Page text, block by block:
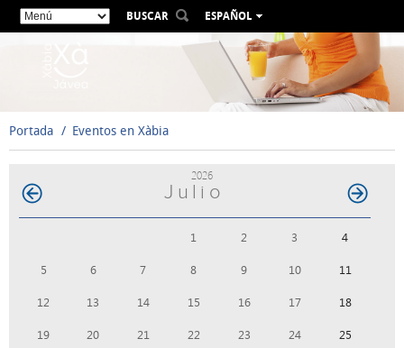
BUSCAR
ESPAÑOL
VALENCIÀ
ENGLISH
FRANÇAIS
Portada Eventos en Xàbia
2026
Julio
1 2 3 4
5 6 7 8 9 10 11
12 13 14 15 16 17 18
19 20 21 22 23 24 25